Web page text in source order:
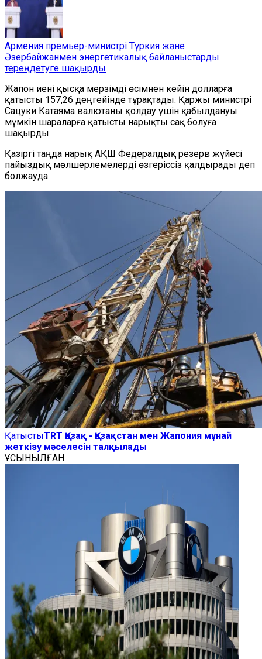
Армения премьер-министрі Түркия және
Әзербайжанмен энергетикалық байланыстарды
тереңдетуге шақырды
Жапон иені қысқа мерзімді өсімнен кейін долларға
қатысты 157,26 деңгейінде тұрақтады. Қаржы министрі
Сацуки Катаяма валютаны қолдау үшін қабылдануы
мүмкін шараларға қатысты нарықты сақ болуға
шақырды.
Қазіргі таңда нарық АҚШ Федералдық резерв жүйесі
пайыздық мөлшерлемелерді өзгеріссіз қалдырады деп
болжауда.
ҚатыстыTRT Қазақ - Қазақстан мен Жапония мұнай
жеткізу мәселесін талқылады
ҰСЫНЫЛҒАН